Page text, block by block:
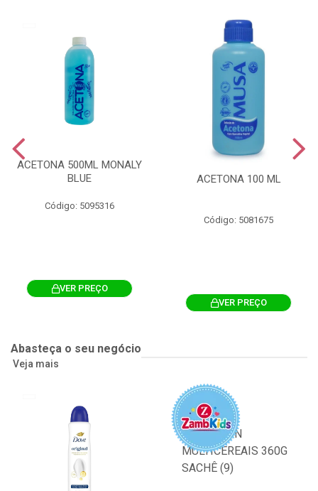
ACETONA 500ML MONALY
BLUE
Código: 5095316
VER PREÇO
ACETONA 100 ML
Código: 5081675
VER PREÇO
Abasteça o seu negócio
Veja mais